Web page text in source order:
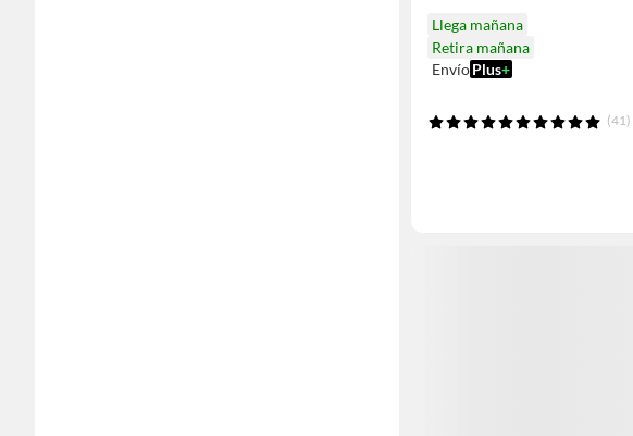
Llega mañana
Retira mañana
EnvíoPlus+
(41)